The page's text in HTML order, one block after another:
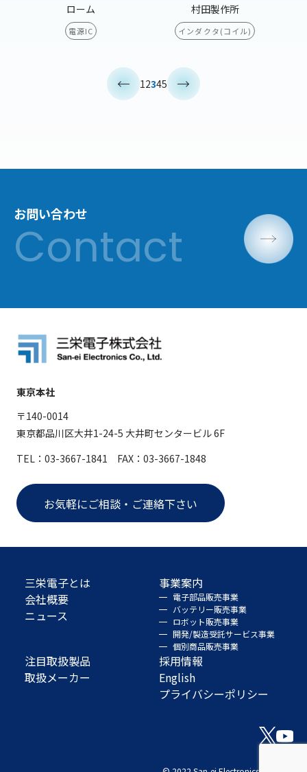
ローム
電源IC
村田製作所
インダクタ(コイル)
12345
お問い合わせ
東京本社
〒140-0014
東京都品川区大井1-24-5 大井町センタービル 6F
TEL：03-3667-1841 FAX：03-3667-1848
お気軽にご相談・ご連絡下さい
三栄電子とは
会社概要
ニュース
事業案内
電子部品販売事業
バッテリー販売事業
ロボット販売事業
開発/製造受託サービス事業
個別商品販売事業
注目取扱製品
取扱メーカー
採用情報
English
プライバシーポリシー